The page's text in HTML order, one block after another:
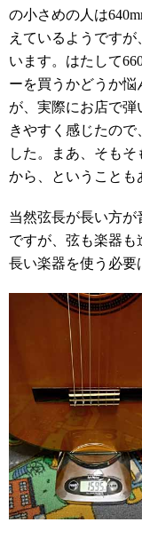
の小さめの人は
えているようです
います。はたして
ーを買うかどうか
が、実際にお店で弾
きやすく感じたので
した。まあ、そも
から、ということも
当然弦長が長い方
ですが、弦も楽器
長い楽器を使う必要